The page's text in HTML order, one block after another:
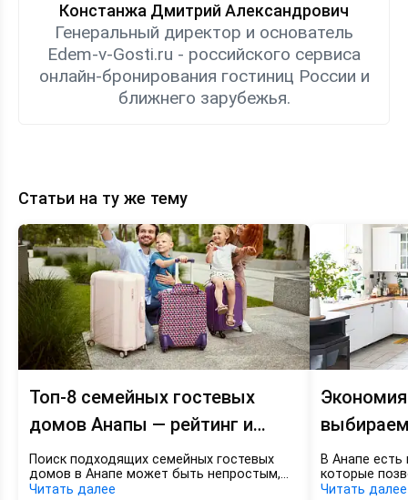
Констанжа Дмитрий Александрович
Генеральный директор и основатель
Edem-v-Gosti.ru - российского сервиса
онлайн-бронирования гостиниц России и
ближнего зарубежья.
Статьи на ту же тему
Топ-8
семейных
гостевых
домов
Анапы
—
рейтинг
и
цены
KOD_GOD
Топ-8 семейных гостевых
домов Анапы — рейтинг и
цены KOD_GOD
Поиск подходящих семейных гостевых
домов в Анапе может быть непростым,
особенно если вы планируете отдых с
Читать далее
Экономия
на
отдыхе
—
выбираем
гостевой
дом
Анапе
с
Анапе с
В Анапе есть
которые
питании до
Читать далее